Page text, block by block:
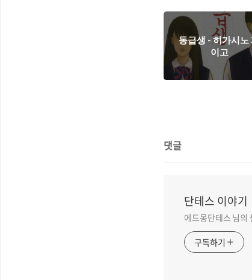
동급생 - 히가시노
이고
댓글
단테스 이야기
에드몽단테스 님의
구독하기